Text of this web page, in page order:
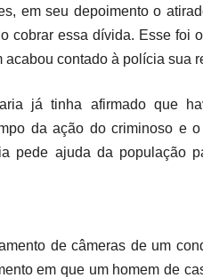
em seu depoimento o
cobrar essa dívida. Esse foi
acabou contado à polícia sua
já tinha afirmado que
da ação do criminoso e
pede ajuda da população
de câmeras de um
em que um homem de